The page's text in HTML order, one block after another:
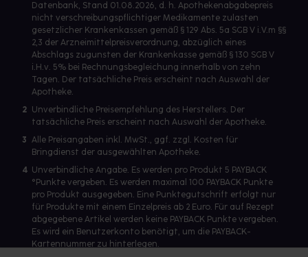
Datenbank, Stand 01.08.2026, d. h. Apothekenabgabepreis
nicht verschreibungspflichtiger Medikamente zulasten
gesetzlicher Krankenkassen gemäß § 129 Abs. 5a SGB V i.V.m §§
2,3 der Arzneimittelpreisverordnung, abzüglich eines
Abschlags zugunsten der Krankenkasse gemäß § 130 SGB V
i.H.v. 5% bei Rechnungsbegleichung innerhalb von zehn
Tagen. Der tatsächliche Preis erscheint nach Auswahl der
Apotheke.
2 Unverbindliche Preisempfehlung des Herstellers. Der
tatsächliche Preis erscheint nach Auswahl der Apotheke.
3 Alle Preisangaben inkl. MwSt., ggf. zzgl. Kosten für
Bringdienst der ausgewählten Apotheke.
4 Unverbindliche Angabe. Es werden pro Produkt 5 PAYBACK
°Punkte vergeben. Es werden maximal 100 PAYBACK Punkte
pro Produkt ausgegeben. Eine Punktegutschrift erfolgt nur
für Produkte mit einem Einzelpreis ab 2 Euro. Für auf Rezept
abgegebene Artikel werden keine PAYBACK Punkte vergeben.
Es wird ein Benutzerkonto benötigt, um die PAYBACK-
Kartennummer zu hinterlegen.